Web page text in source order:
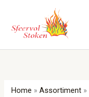
inhoud
Home »Assortiment »